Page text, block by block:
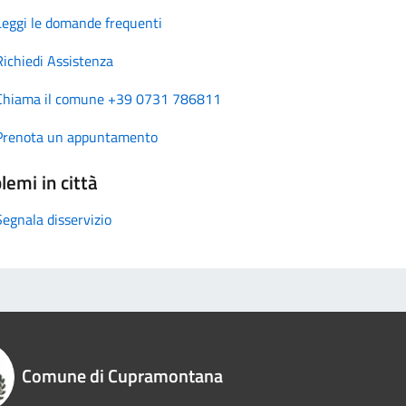
le domande frequenti
Assistenza
il comune +39 0731 786811
un appuntamento
in città
disservizio
Comune di Cupramontana